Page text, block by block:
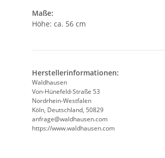
Maße:
Höhe: ca. 56 cm
Herstellerinformationen:
Waldhausen
Von-Hünefeld-Straße 53
Nordrhein-Westfalen
Köln, Deutschland, 50829
anfrage@waldhausen.com
https://www.waldhausen.com